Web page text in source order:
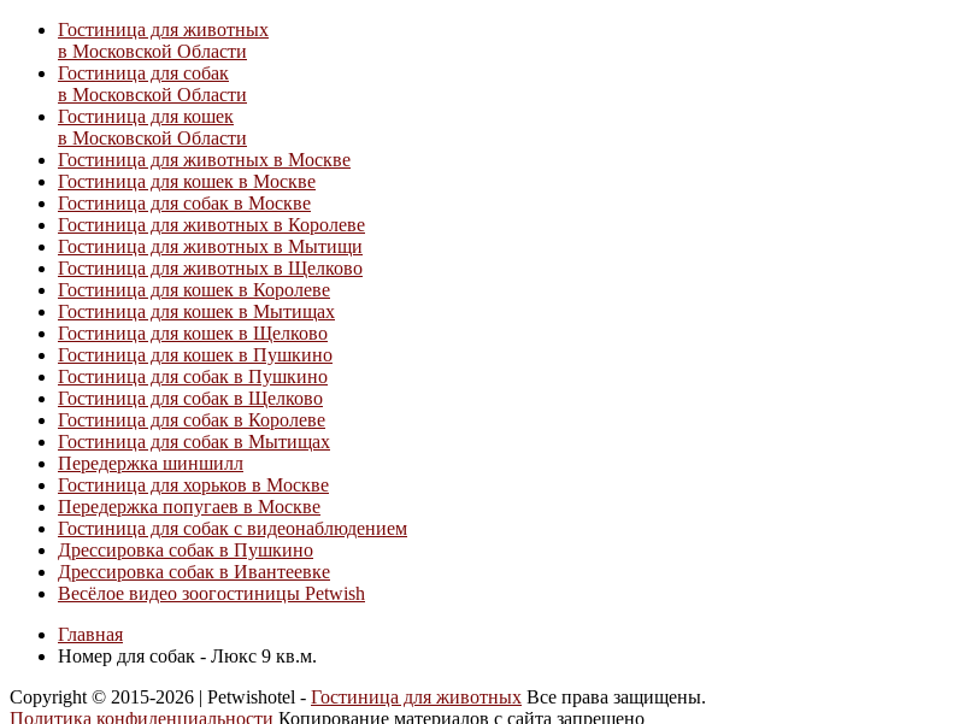
Гостиница для животных
в Московской Области
Гостиница для собак
в Московской Области
Гостиница для кошек
в Московской Области
Гостиница для животных в Москве
Гостиница для кошек в Москве
Гостиница для собак в Москве
Гостиница для животных в Королеве
Гостиница для животных в Мытищи
Гостиница для животных в Щелково
Гостиница для кошек в Королеве
Гостиница для кошек в Мытищах
Гостиница для кошек в Щелково
Гостиница для кошек в Пушкино
Гостиница для собак в Пушкино
Гостиница для собак в Щелково
Гостиница для собак в Королеве
Гостиница для собак в Мытищах
Передержка шиншилл
Гостиница для хорьков в Москве
Передержка попугаев в Москве
Гостиница для собак с видеонаблюдением
Дрессировка собак в Пушкино
Дрессировка собак в Ивантеевке
Весёлое видео зоогостиницы Petwish
Главная
Номер для собак - Люкс 9 кв.м.
Copyright © 2015-2026 | Petwishotel - Гостиница для животных Все права защищены.
Политика конфиденциальности Копирование материалов с сайта запрещено